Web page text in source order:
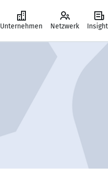
Unternehmen Netzwerk